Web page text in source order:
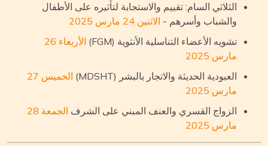
الثلاثي السام: تقييم والاستجابة لتأثيره على الأطفال
والشباب وأسرهم -الاثنين 24 مارس 2025
تشويه الأعضاء التناسلية الأنثوية (FGM)
الأربعاء 26
مارس 2025
العبودية الحديثة والاتجار بالبشر (MDSHT)
الخميس 27
مارس 2025
الزواج القسري والعنف المبني على الشرف
الجمعة 28
مارس 2025